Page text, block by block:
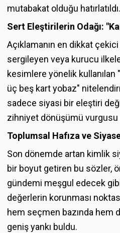
mutabakat olduğu hatırlatıldı.
Sert Eleştirilerin Odağı:
Açıklamanın en dikkat
sergileyen veya kurucu
kesimlere yönelik
üç beş kart yobaz"
sadece siyasi bir eleştiri
zihniyet dönüşümü vurgusu
Toplumsal Hafıza ve
Son dönemde artan kimlik
bir boyut getiren bu sözler,
gündemi meşgul edecek
değerlerin korunması
hem seçmen bazında hem
geniş yankı buldu.